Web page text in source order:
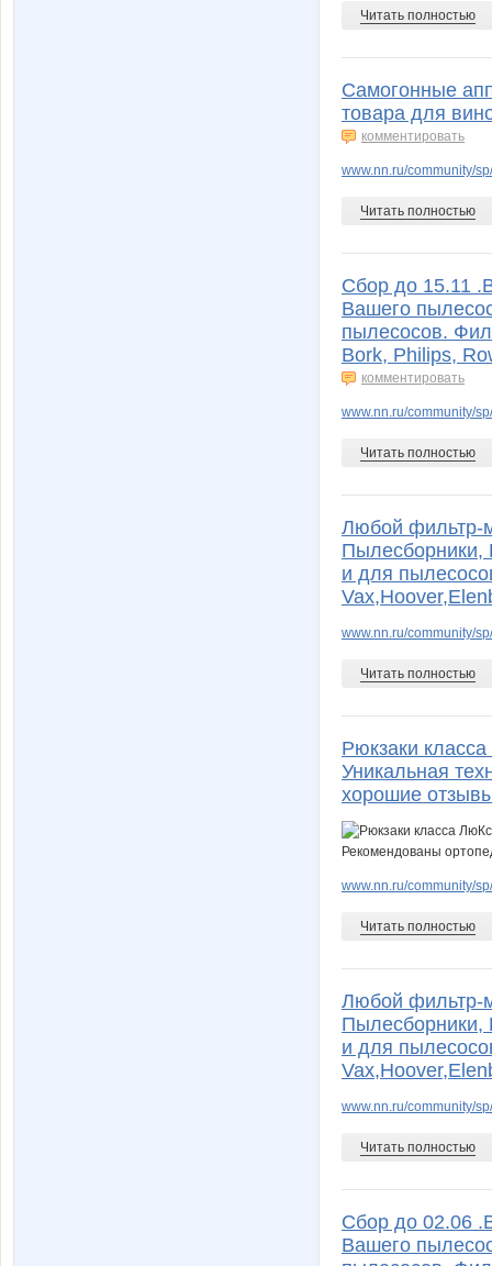
Читать полностью
Самогонные
товара для
комментировать
www.nn.ru/community/
Читать полностью
Сбор до 15.11
Вашего
пылесосов.
Bork, Philips,
комментировать
www.nn.ru/community/
Читать полностью
Любой фильтр-
Пылесборники,
и для
www.nn.ru/community/
Читать полностью
Рюкзаки
Уникальная
хорошие
www.nn.ru/community/
Читать полностью
Любой фильтр-
Пылесборники,
и для
www.nn.ru/community/
Читать полностью
Сбор до 02.06
Вашего